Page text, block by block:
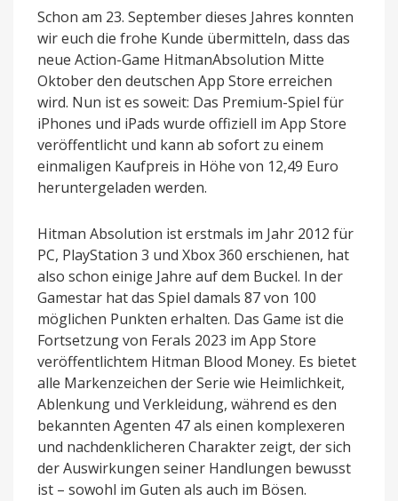
Schon am 23. September dieses Jahres konnten
wir euch die frohe Kunde übermitteln, dass das
neue Action-Game HitmanAbsolution Mitte
Oktober den deutschen App Store erreichen
wird. Nun ist es soweit: Das Premium-Spiel für
iPhones und iPads wurde offiziell im App Store
veröffentlicht und kann ab sofort zu einem
einmaligen Kaufpreis in Höhe von 12,49 Euro
heruntergeladen werden.
Hitman Absolution ist erstmals im Jahr 2012 für
PC, PlayStation 3 und Xbox 360 erschienen, hat
also schon einige Jahre auf dem Buckel. In der
Gamestar hat das Spiel damals 87 von 100
möglichen Punkten erhalten. Das Game ist die
Fortsetzung von Ferals 2023 im App Store
veröffentlichtem Hitman Blood Money. Es bietet
alle Markenzeichen der Serie wie Heimlichkeit,
Ablenkung und Verkleidung, während es den
bekannten Agenten 47 als einen komplexeren
und nachdenklicheren Charakter zeigt, der sich
der Auswirkungen seiner Handlungen bewusst
ist – sowohl im Guten als auch im Bösen.